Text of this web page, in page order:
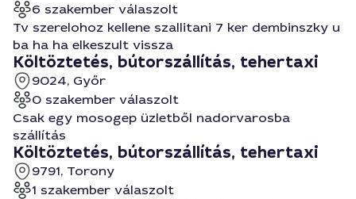
6 szakember válaszolt
Tv szerelohoz kellene szallitani 7 ker dembinszky u
ba ha ha elkeszult vissza
Költöztetés, bútorszállítás, tehertaxi
9024, Győr
0 szakember válaszolt
Csak egy mosogep üzletből nadorvarosba
szállítás
Költöztetés, bútorszállítás, tehertaxi
9791, Torony
1 szakember válaszolt